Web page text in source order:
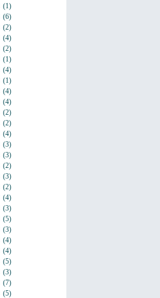
(1)
(6)
(2)
(4)
(2)
(1)
(4)
(1)
(4)
(4)
(2)
(2)
(4)
(3)
(3)
(2)
(3)
(2)
(4)
(3)
(5)
(3)
(4)
(4)
(5)
(3)
(7)
(5)